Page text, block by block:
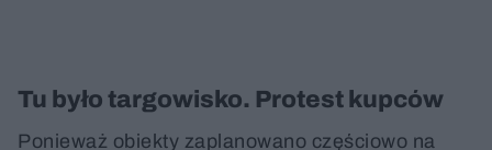
Tu było targowisko. Protest kupców
Ponieważ obiekty zaplanowano częściowo na